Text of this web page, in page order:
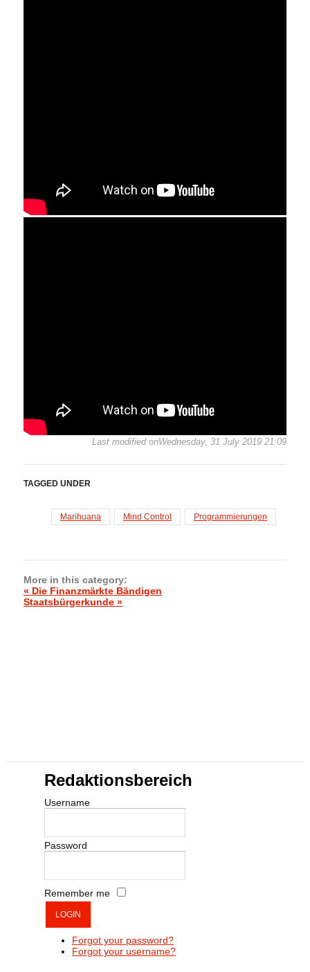
Last modified onWednesday, 31 July 2019 21:09
TAGGED UNDER
Marihuana Mind Control Programmierungen
More in this category:
« Die Finanzmärkte Bändigen
Staatsbürgerkunde »
Redaktionsbereich
Username
Password
Remember me
Forgot your password?
Forgot your username?